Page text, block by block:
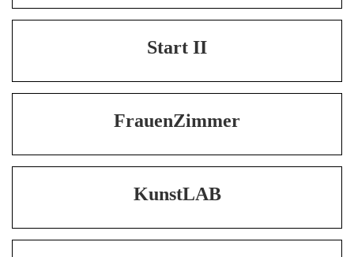
Start II
FrauenZimmer
KunstLAB